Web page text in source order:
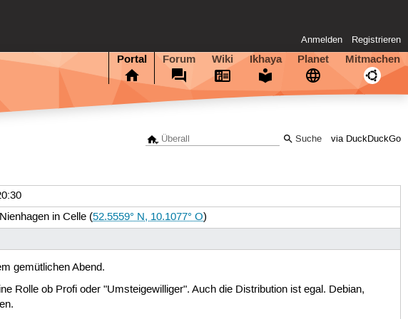
Anmelden Registrieren
Portal Forum Wiki Ikhaya Planet Mitmachen
via DuckDuckGo
in Celle (52.5559° N, 10.1077° O)
gemütlichen Abend.
Rolle ob Profi oder "Umsteigewilliger". Auch die Distribution ist egal. Debian,